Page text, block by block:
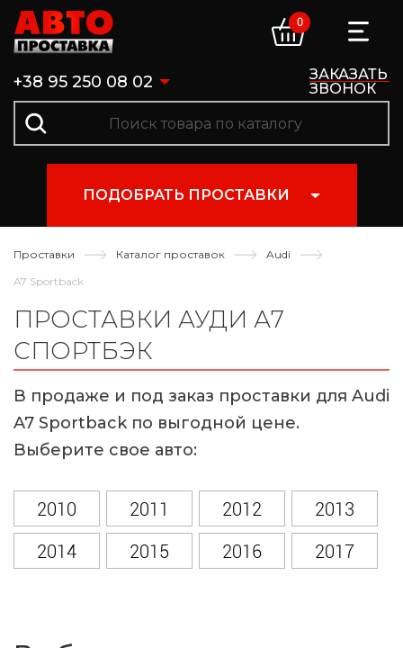
+38 95 250 08 02
ЗАКАЗАТЬ
ЗВОНОК
0
ПОДОБРАТЬ ПРОСТАВКИ
Проставки Каталог проставок
Audi
A7 Sportback
ПРОСТАВКИ АУДИ А7
СПОРТБЭК
В продаже и под заказ проставки для Audi
A7 Sportback по выгодной цене.
Выберите свое авто:
2010 2011 2012
2013
2014
2015 2016 2017